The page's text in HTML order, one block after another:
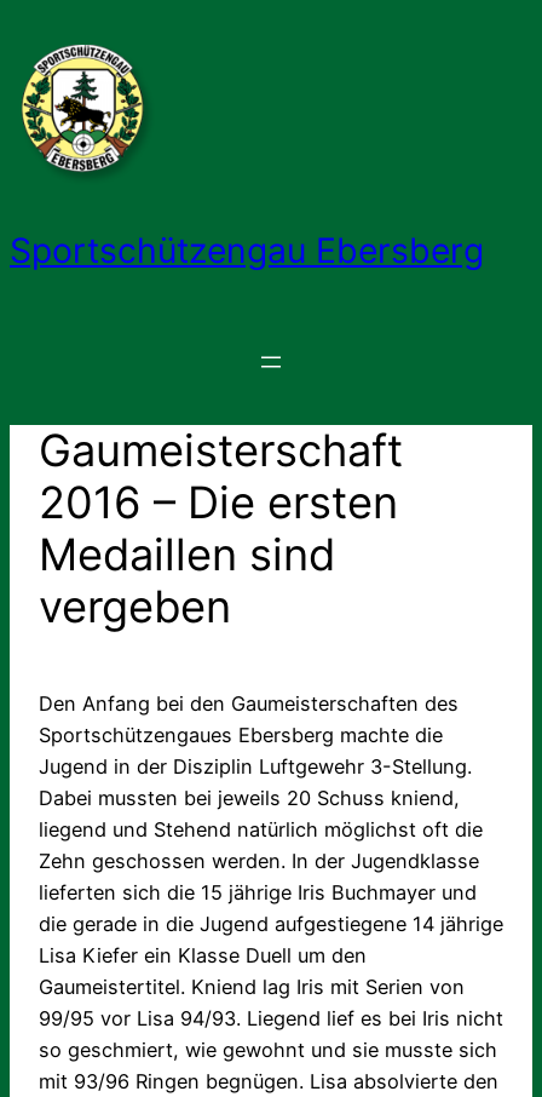
Inhalt
springen
Sportschützengau Ebersberg
Gaumeisterschaft
2016 – Die ersten
Medaillen sind
vergeben
Den Anfang bei den Gaumeisterschaften des
Sportschützengaues Ebersberg machte die
Jugend in der Disziplin Luftgewehr 3-Stellung.
Dabei mussten bei jeweils 20 Schuss kniend,
liegend und Stehend natürlich möglichst oft die
Zehn geschossen werden. In der Jugendklasse
lieferten sich die 15 jährige Iris Buchmayer und
die gerade in die Jugend aufgestiegene 14 jährige
Lisa Kiefer ein Klasse Duell um den
Gaumeistertitel. Kniend lag Iris mit Serien von
99/95 vor Lisa 94/93. Liegend lief es bei Iris nicht
so geschmiert, wie gewohnt und sie musste sich
mit 93/96 Ringen begnügen. Lisa absolvierte den